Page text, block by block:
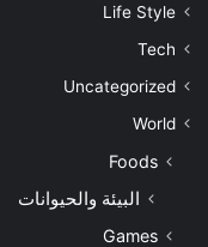
Life Style
Tech
Uncategorized
World
Foods
البيئة والحيوانات
Games